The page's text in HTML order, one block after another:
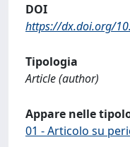
DOI
https://dx.doi.org/
Tipologia
Article (author)
Appare nelle
01 - Articolo su